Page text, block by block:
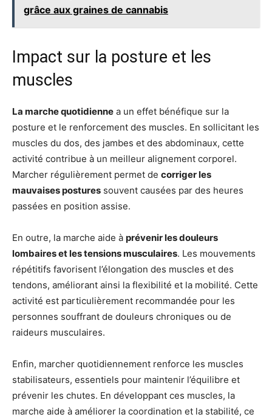
grâce aux graines de cannabis
Impact sur la posture et les
muscles
La marche quotidienne a un effet bénéfique sur la
posture et le renforcement des muscles. En sollicitant les
muscles du dos, des jambes et des abdominaux, cette
activité contribue à un meilleur alignement corporel.
Marcher régulièrement permet de corriger les
mauvaises postures souvent causées par des heures
passées en position assise.
En outre, la marche aide à prévenir les douleurs
lombaires et les tensions musculaires. Les mouvements
répétitifs favorisent l’élongation des muscles et des
tendons, améliorant ainsi la flexibilité et la mobilité. Cette
activité est particulièrement recommandée pour les
personnes souffrant de douleurs chroniques ou de
raideurs musculaires.
Enfin, marcher quotidiennement renforce les muscles
stabilisateurs, essentiels pour maintenir l’équilibre et
prévenir les chutes. En développant ces muscles, la
marche aide à améliorer la coordination et la stabilité, ce